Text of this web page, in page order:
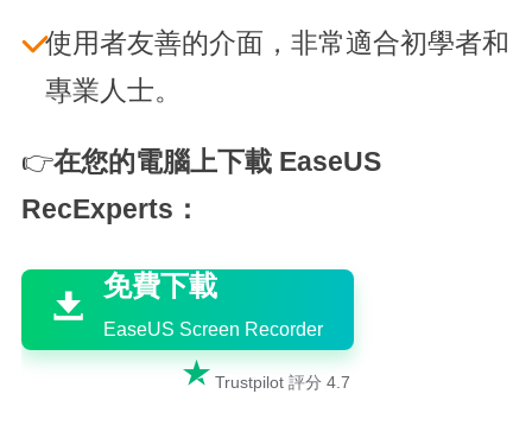
使用者友善的介面，非常適合初學者和
專業人士。
👉在您的電腦上下載 EaseUS
RecExperts：


免費下載
EaseUS Screen Recorder
 Trustpilot 評分 4.7